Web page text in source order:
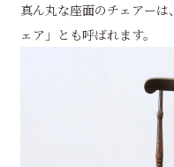
真ん丸な座面のチェアー
ェア」とも呼ばれます。